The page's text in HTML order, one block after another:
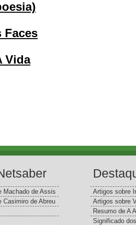
Faces
Vida
Machado de Assis
Casimiro de Abreu
Artigos sobre
Artigos sobre
Resumo de A
Significado